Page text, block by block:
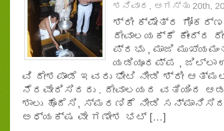
ಶನಿವಾರ, ಆಗಸ್ತು 20th,
ಶ್ರೀ ಕ್ಷೇತ್ರ
ದೇವಾಲಯಕ್ಕೆ ಕೇಂದ್ರ
ಪ್ರಭು , ಮಾಜಿ
ಯಡಿಯೂರಪ್ಪ , ಜಿಲ್ಲಾ
ವಿ ದೇಶಪಾಂಡೆ ಇವರು ಭೇಟಿ ನೀಡಿ ಶ್ರೀ
ನೆರವೇರಿಸಿದರು . ದೇವಾಲಯದ ವತಿಯಿಂದ
ಶಾಲು ಹೊದೆಸಿ, ಸ್ಮರಣಿಕೆ ನೀಡಿ
ಅಧ್ಯಕ್ಷ ವೇ ಗಣೇಶ ಭಟ್ […]